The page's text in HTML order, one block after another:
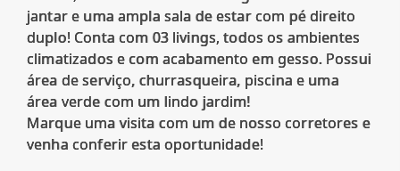
jantar e uma ampla sala de estar com pé direito
duplo! Conta com 03 livings, todos os ambientes
climatizados e com acabamento em gesso. Possui
área de serviço, churrasqueira, piscina e uma
área verde com um lindo jardim!
Marque uma visita com um de nosso corretores e
venha conferir esta oportunidade!